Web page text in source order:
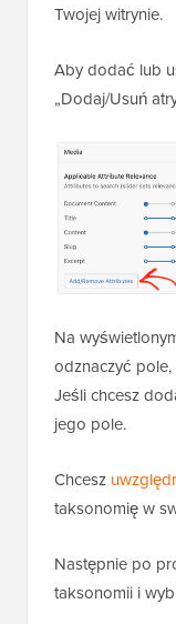
Twojej witrynie.
Aby dodać lub
„Dodaj/Usuń
Na
odznaczyć pole,
Jeśli chcesz
jego pole.
Chcesz
taksonomię w
Następnie po
taksonomii i